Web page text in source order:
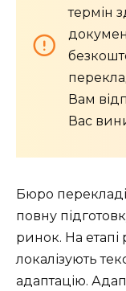
термін
Вам
Вас
Бюро
повну
ринок. На етапі
локалізують
адаптацію.